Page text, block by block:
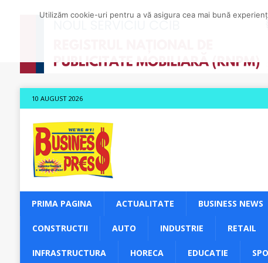
10 AUGUST 2026
PRIMA PAGINA ACTUALITATE BUSINESS NEWS
CONSTRUCTII AUTO INDUSTRIE RETAIL
INFRASTRUCTURA HORECA EDUCATIE
Utilizăm cookie-uri pentru a vă asigura cea mai bună